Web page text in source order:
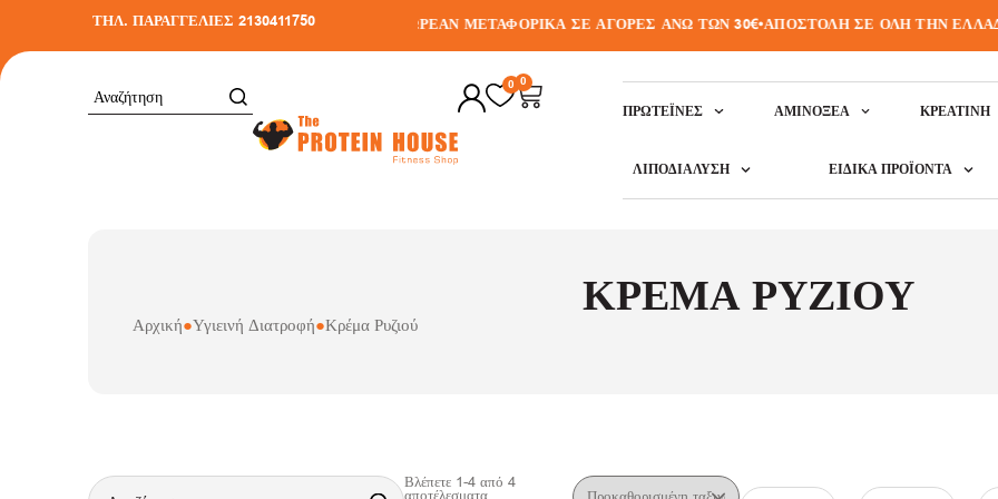
ΤΗΛ. ΠΑΡΑΓΓΕΛΙΕΣ 2130411750 ΔΩΡΕΑΝ ΜΕΤΑΦΟΡΙΚΑ ΣΕ ΑΓΟΡΕΣ ΑΝΩ ΤΩΝ 30€•ΑΠΟΣΤΟΛΗ ΣΕ ΟΛΗ ΤΗΝ ΕΛΛΑΔΑ
0 0
ΠΡΩΤΕΪ́ΝΕΣ ΑΜΙΝΟΞΈΑ ΚΡΕΑΤΙΝΗ
ΛΙΠΟΔΙΆΛΥΣΗ ΕΙΔΙΚΆ ΠΡΟΪΌΝΤΑ
ΚΡΈΜΑ ΡΥΖΙΟΎ
Αρχική●Υγιεινή Διατροφή●Κρέμα Ρυζιού
Βλέπετε 1-4 από4